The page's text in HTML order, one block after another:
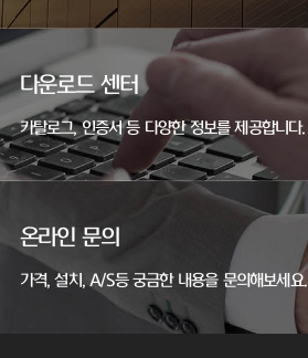
다운로드 센터
카탈로그, 인증서 등 다양한 정보를 제공합니다.
온라인 문의
가격, 설치, A/S등 궁금한 내용을 문의해보세요.